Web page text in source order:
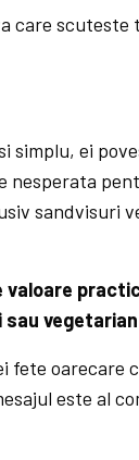
care
simplu, ei
sandvisuri
fete oarecare
este al